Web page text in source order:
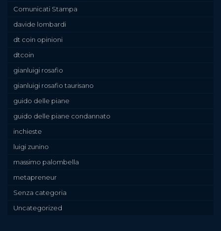
Comunicati Stampa
davide lombardi
dt coin opinioni
dtcoin
gianluigi rosafio
gianluigi rosafio taurisano
guido delle piane
guido delle piane condannato
inchieste
luigi zunino
massimo palombella
metapreneur
Senza categoria
Uncategorized